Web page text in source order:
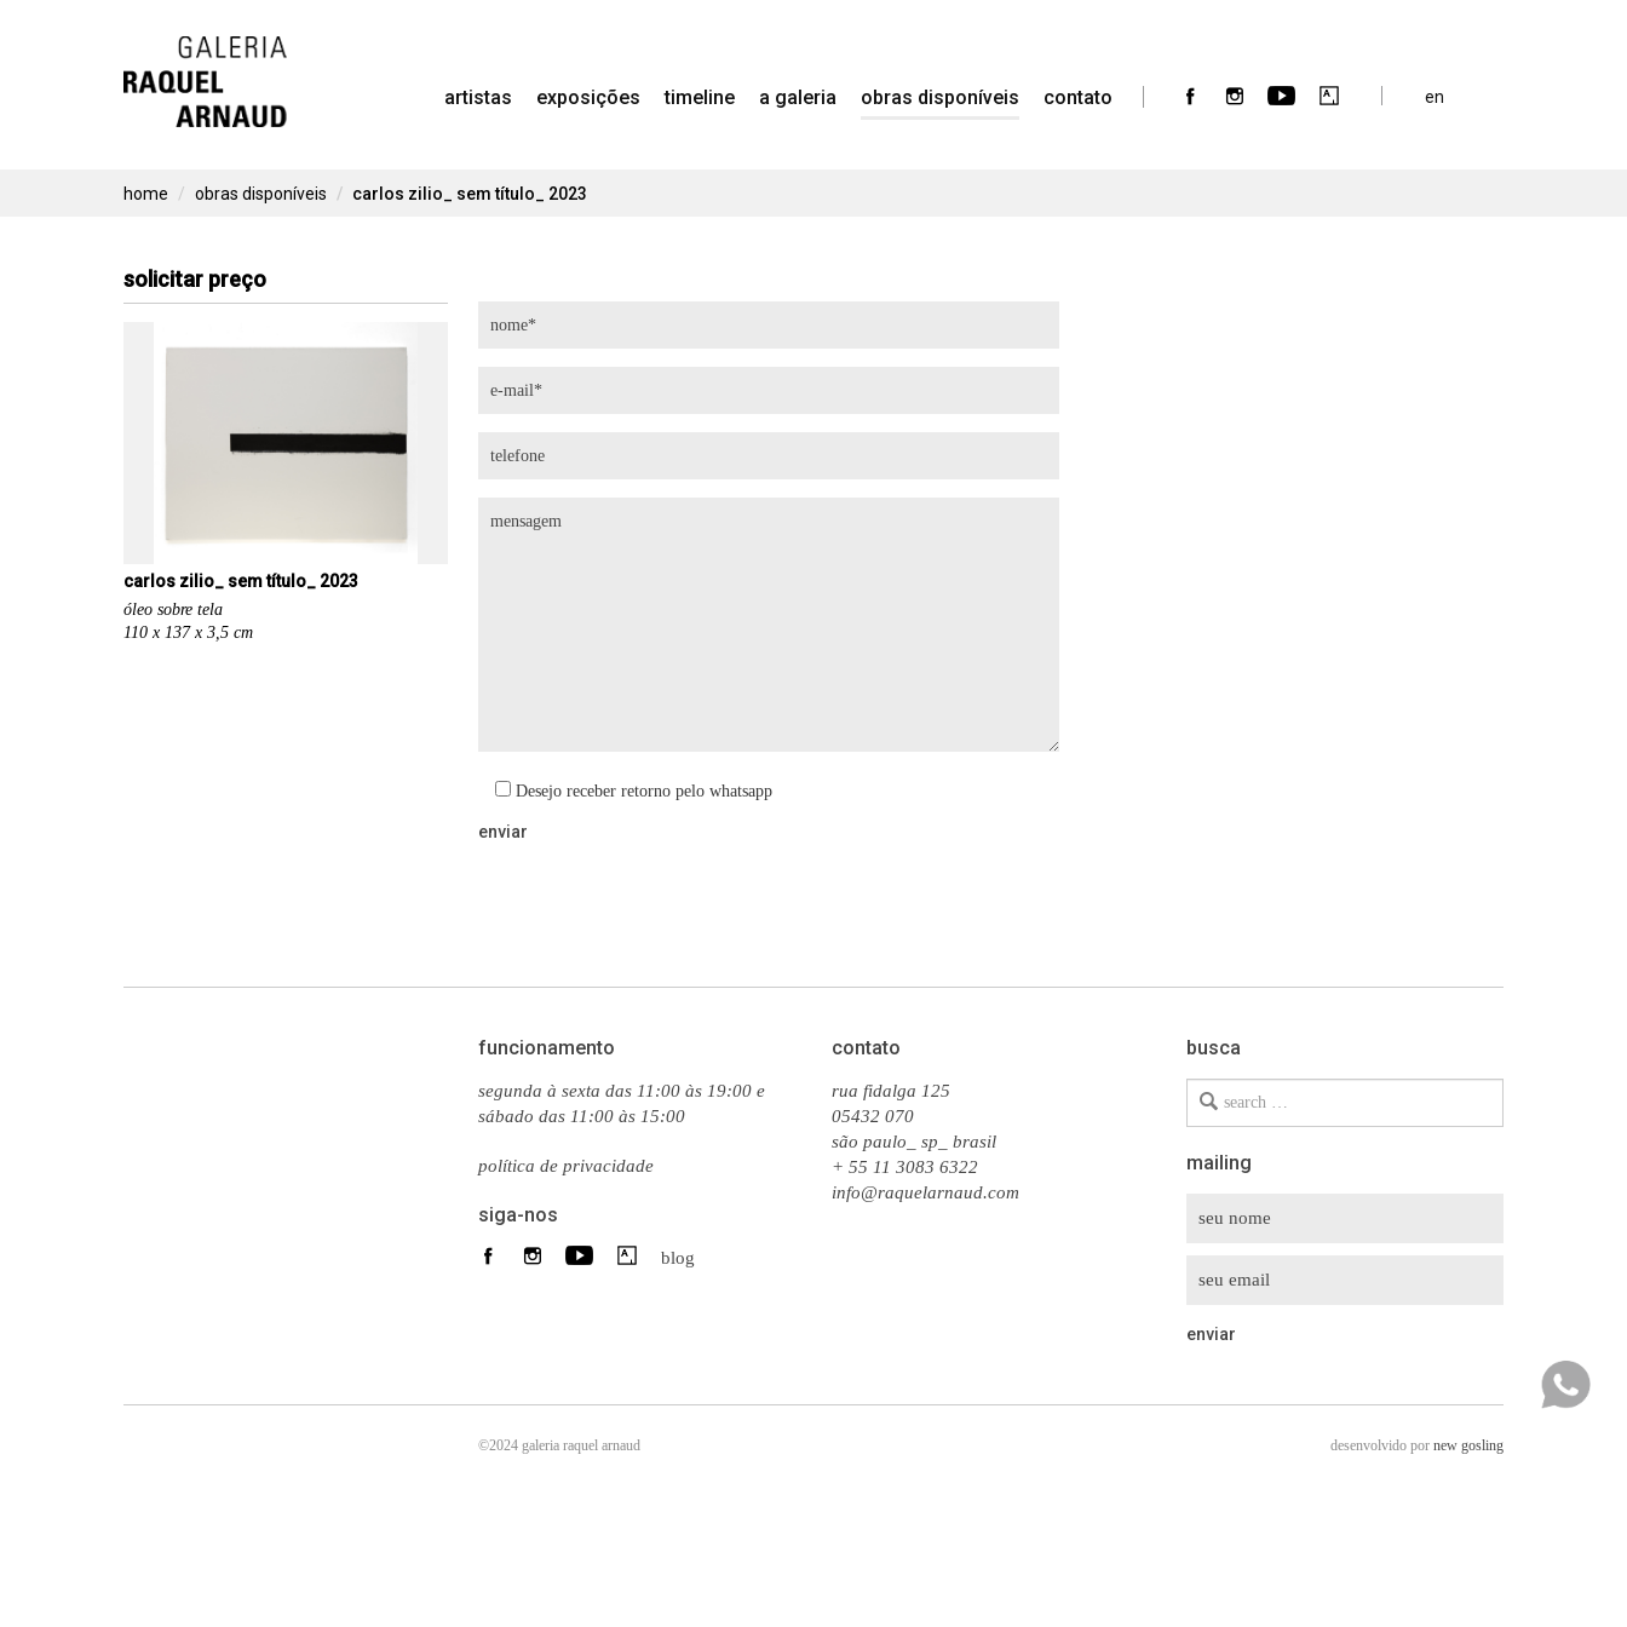
Skip
to
artistas exposições timeline a galeria obras disponíveis contato en
home obras disponíveis carlos zilio_ sem título_ 2023
solicitar preço
carlos zilio_ sem título_ 2023
óleo sobre tela
110 x 137 x 3,5 cm
Desejo receber retorno pelo whatsapp
funcionamento
segunda à sexta das 11:00 às 19:00 e
sábado das 11:00 às 15:00
política de privacidade
siga-nos
blog
contato
rua fidalga 125
05432 070
são paulo_ sp_ brasil
+ 55 11 3083 6322
info@raquelarnaud.com
busca
Search
mailing
©2024 galeria raquel arnaud desenvolvido por new gosling